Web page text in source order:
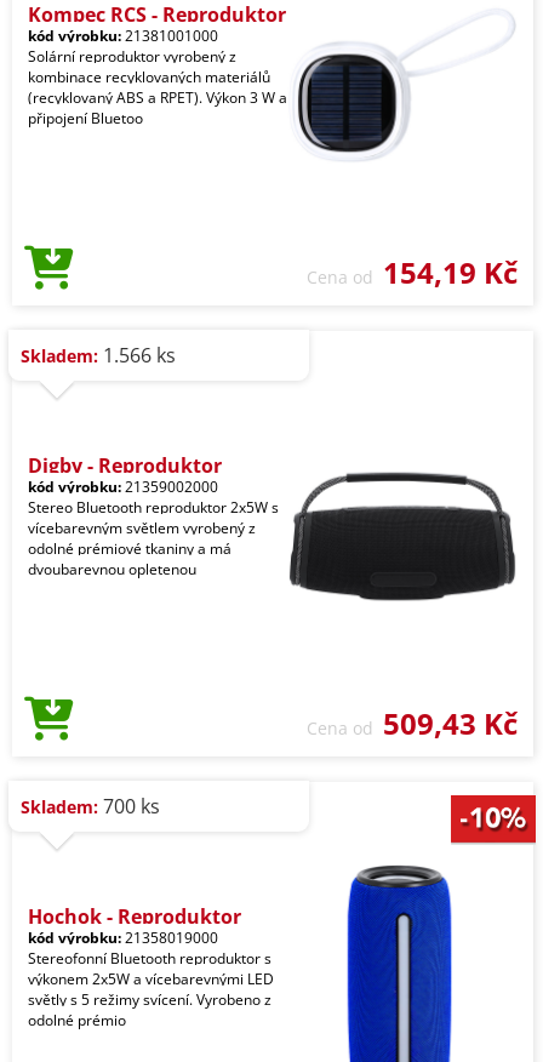
Kompec RCS - Reproduktor
kód výrobku:21381001000
Solární reproduktor vyrobený z
kombinace recyklovaných materiálů
(recyklovaný ABS a RPET). Výkon 3 W a
připojení Bluetoo
Cena od 154,19 Kč
Skladem: 1.566 ks
Digby - Reproduktor
kód výrobku:21359002000
Stereo Bluetooth reproduktor 2x5W s
vícebarevným světlem vyrobený z
odolné prémiové tkaniny a má
dvoubarevnou opletenou
Cena od 509,43 Kč
Skladem: 700 ks
Hochok - Reproduktor
kód výrobku:21358019000
Stereofonní Bluetooth reproduktor s
výkonem 2x5W a vícebarevnými LED
světly s 5 režimy svícení. Vyrobeno z
odolné prémio